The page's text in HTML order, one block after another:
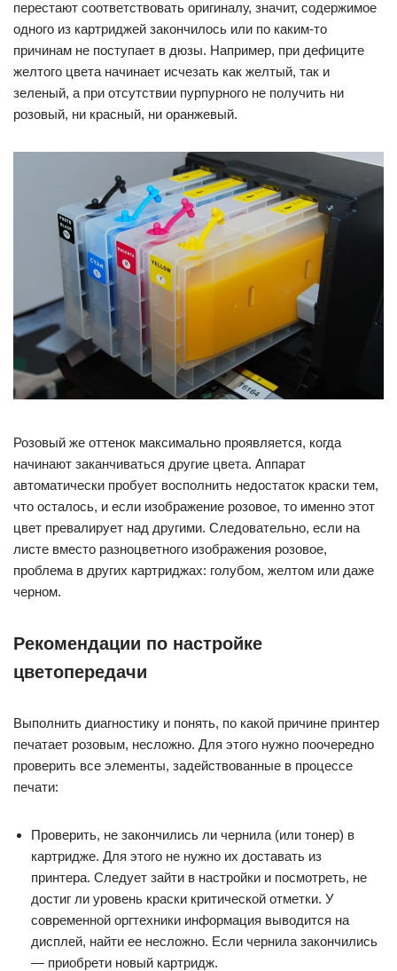
перестают соответствовать оригиналу, значит, содержимое
одного из картриджей закончилось или по каким-то
причинам не поступает в дюзы. Например, при дефиците
желтого цвета начинает исчезать как желтый, так и
зеленый, а при отсутствии пурпурного не получить ни
розовый, ни красный, ни оранжевый.
Розовый же оттенок максимально проявляется, когда
начинают заканчиваться другие цвета. Аппарат
автоматически пробует восполнить недостаток краски тем,
что осталось, и если изображение розовое, то именно этот
цвет превалирует над другими. Следовательно, если на
листе вместо разноцветного изображения розовое,
проблема в других картриджах: голубом, желтом или даже
черном.
Рекомендации по настройке
цветопередачи
Выполнить диагностику и понять, по какой причине принтер
печатает розовым, несложно. Для этого нужно поочередно
проверить все элементы, задействованные в процессе
печати:
Проверить, не закончились ли чернила (или тонер) в
картридже. Для этого не нужно их доставать из
принтера. Следует зайти в настройки и посмотреть, не
достиг ли уровень краски критической отметки. У
современной оргтехники информация выводится на
дисплей, найти ее несложно. Если чернила закончились
— приобрети новый картридж.